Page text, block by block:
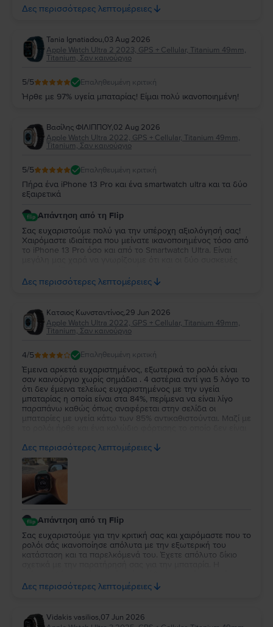
απολαύσετε τη νέα σας συσκευή για πολλά χρόνια!
Δες περισσότερες λεπτομέρειες
Tania Ignatiadou,03 Aug 2026
Apple Watch Ultra 2 2023, GPS + Cellular, Titanium 49mm,
Titanium, Σαν καινούργιο
5/5 Επαληθευμένη κριτική
Ήρθε με 97% υγεία μπαταρίας! Είμαι πολύ ικανοποιημένη!
Βασίλης ΦΙΛΙΠΠΟΥ,02 Aug 2026
Apple Watch Ultra 2022, GPS + Cellular, Titanium 49mm,
Titanium, Σαν καινούργιο
5/5 Επαληθευμένη κριτική
Πήρα ένα iPhone 13 Pro και ένα smartwatch ultra και τα δύο
εξαιρετικά
Απάντηση από τη Flip
Σας ευχαριστούμε πολύ για την υπέροχη αξιολόγησή σας!
Χαιρόμαστε ιδιαίτερα που μείνατε ικανοποιημένος τόσο από
το iPhone 13 Pro όσο και από το Smartwatch Ultra. Είναι
την εμπιστοσύνη σας και ευχόμαστε να τα χαρείτε και τα
δύο!
Δες περισσότερες λεπτομέρειες
Κατσιος Κωνσταντίνος,29 Jun 2026
Apple Watch Ultra 2022, GPS + Cellular, Titanium 49mm,
Titanium, Σαν καινούργιο
4/5 Επαληθευμένη κριτική
Έμεινα αρκετά ευχαριστημένος, εξωτερικά το ρολόι είναι
σαν καινούργιο χωρίς σημάδια . 4 αστέρια αντί για 5 λόγο το
ότι δεν έμεινα τελείως ευχαριστημένος με την υγεία
μπαταρίας η οποία είναι στα 84%, περίμενα να είναι λίγο
παραπάνω καθώς όπως αναφέρεται στην σελίδα οι
μπαταρίες με υγεία κάτω των 85% αντικαθιστούνται. Μαζί με
δεν μπορώ να έχω παράπονο.
Δες περισσότερες λεπτομέρειες
Απάντηση από τη Flip
Σας ευχαριστούμε για την κριτική σας και χαιρόμαστε που το
ρολόι σάς ικανοποίησε απόλυτα με την εξωτερική του
κατάσταση και τα παρελκόμενά του. Έχετε απόλυτο δίκιο
μπαταρίας κάτω από 85% περνάει αυτόματα από
αντικατάσταση, επομένως το 84% αποτελεί δική μας αστοχία
από 2 χρόνια εγγύηση, θέλουμε να διορθώσουμε άμεσα
αυτό το σφάλμα. Παρακαλούμε επικοινωνήστε μαζί μας
Δες περισσότερες λεπτομέρειες
Vidakis vasilios,07 Jun 2026